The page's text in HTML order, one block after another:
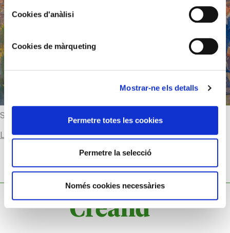
Cookies d'anàlisi
Cookies de màrqueting
Mostrar-ne els detalls
Permetre totes les cookies
Permetre la selecció
Només cookies necessàries
Segle XVIII
Llegir-ne més